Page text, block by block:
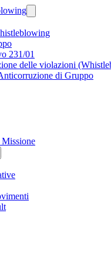
231/01
delle violazioni
di Gruppo